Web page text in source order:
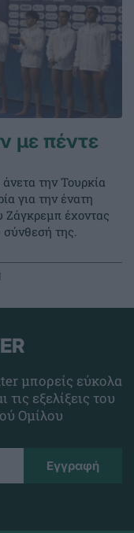
με πέντε
την Τουρκία
για την ένατη
έχοντας
σύνθεσή της.
μπορείς εύκολα
εξελίξεις του
Ομίλου